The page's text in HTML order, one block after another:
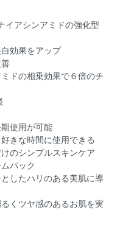
アシンアミドの強化型
効果をアップ
ドの相乗効果で６倍のチ
使用が可能
きな時間に使用できる
のシンプルスキンケア
パック
したハリのある美肌に導
くツヤ感のあるお肌を実